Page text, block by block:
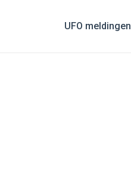
UFO meldingen